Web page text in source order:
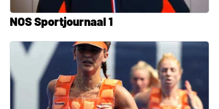
NOS Sportjournaal 1